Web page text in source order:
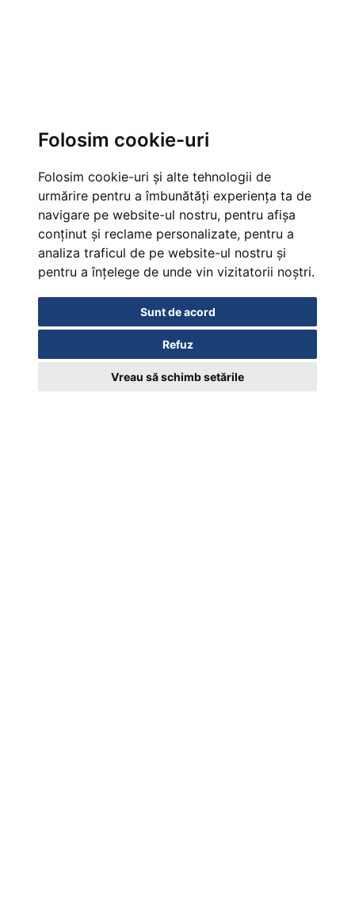
Folosim cookie-uri
Folosim cookie-uri și alte tehnologii de
urmărire pentru a îmbunătăți experiența ta de
navigare pe website-ul nostru, pentru afișa
conținut și reclame personalizate, pentru a
analiza traficul de pe website-ul nostru și
pentru a înțelege de unde vin vizitatorii noștri.
Sunt de acord
Refuz
Vreau să schimb setările